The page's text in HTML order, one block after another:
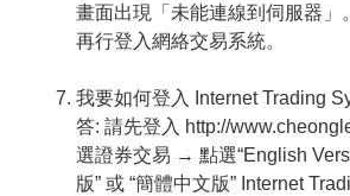
畫面出現「未能連線到伺服器」
再行登入網絡交易系統。
我要如何登入 Internet Trading
答: 請先登入 http://
選證券交易 → 點選“English
版” 或 “簡體中文版” Internet